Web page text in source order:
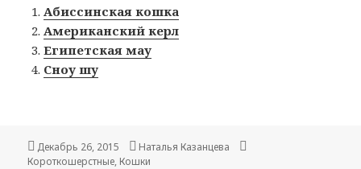
Абиссинская кошка
Американский керл
Египетская мау
Сноу шу
Опубликовано
Декабрь 26, 2015 Автор
Наталья Казанцева
Короткошерстные, Кошки